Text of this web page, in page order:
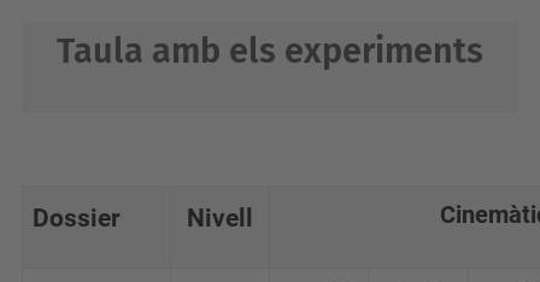
Taula amb els experiments
Dossier Nivell